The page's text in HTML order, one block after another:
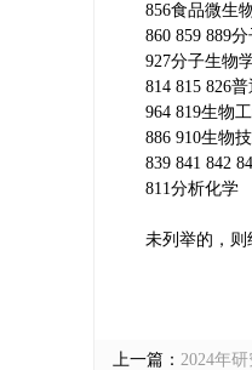
856食品微生
860 859 889
927分子生物
814 815 826
964 819生物
886 910生物
839 841 842
811分析化学
未列举的，则
上一篇： ​2024年